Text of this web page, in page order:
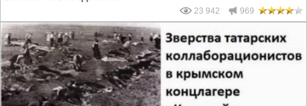
23 942 969